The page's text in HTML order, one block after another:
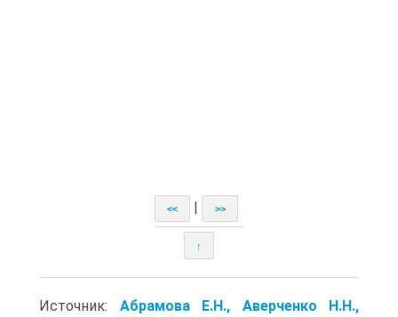
<< >>
↑
Источник: Абрамова Е.Н., Аверченко Н.Н.,